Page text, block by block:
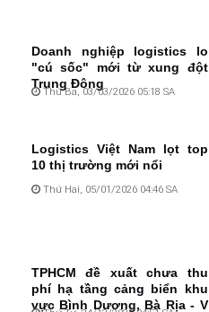
Doanh nghiệp logistics lo
"cú sốc" mới từ xung đột
Trung Đông
Thứ Ba, 03/03/2026 05:18 SA
Logistics Việt Nam lọt top
10 thị trường mới nổi
Thứ Hai, 05/01/2026 04:46 SA
TPHCM đề xuất chưa thu
phí hạ tầng cảng biển khu
vực Bình Dương, Bà Rịa - V